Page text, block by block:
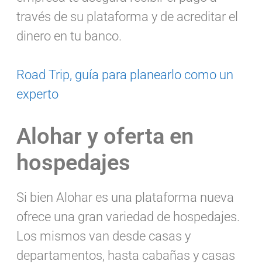
través de su plataforma y de acreditar el
dinero en tu banco.
Road Trip, guía para planearlo como un
experto
Alohar y oferta en
hospedajes
Si bien Alohar es una plataforma nueva
ofrece una gran variedad de hospedajes.
Los mismos van desde casas y
departamentos, hasta cabañas y casas